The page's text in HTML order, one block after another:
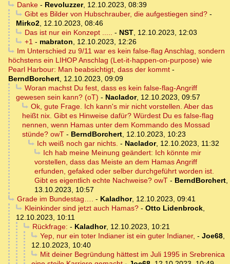
Danke- Revoluzzer, 12.10.2023, 08:39
Gibt es Bilder von Hubschrauber, die aufgestiegen sind?-
Mirko2, 12.10.2023, 08:46
Das ist nur ein Konzept ..... - NST, 12.10.2023, 12:03
+1- mabraton, 12.10.2023, 12:26
Im Unterschied zu 9/11 war es kein false-flag Anschlag, sondern
höchstens ein LIHOP Anschlag (Let-it-happen-on-purpose) wie
Pearl Harbour: Man beabsichtigt, dass der kommt -
BerndBorchert, 12.10.2023, 09:09
Woran machst Du fest, dass es kein false-flag-Angriff
gewesen sein kann? (oT) - Naclador, 12.10.2023, 09:57
Ok, gute Frage. Ich kann's mir nicht vorstellen. Aber das
heißt nix. Gibt es Hinweise dafür? Würdest Du es false-flag
nennen, wenn Hamas unter dem Kommando des Mossad
stünde? owT - BerndBorchert, 12.10.2023, 10:23
Ich weiß noch gar nichts. - Naclador, 12.10.2023, 11:32
Ich hab meine Meinung geändert: Ich könnte mir
vorstellen, dass das Meiste an dem Hamas Angriff
erfunden, gefaked oder selber durchgeführt worden ist.
Gibt es eigentlich echte Nachweise? owT - BerndBorchert,
13.10.2023, 10:57
Grade im Bundestag…. - Kaladhor, 12.10.2023, 09:41
Kleinkinder sind jetzt auch Hamas?- Otto Lidenbrock,
12.10.2023, 10:11
Rückfrage: - Kaladhor, 12.10.2023, 10:21
Yep, nur ein toter Indianer ist ein guter Indianer, - Joe68,
12.10.2023, 10:40
Mit deiner Begründung hättest im Juli 1995 in Srebrenica